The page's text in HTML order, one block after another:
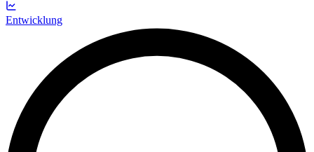
Entwicklung